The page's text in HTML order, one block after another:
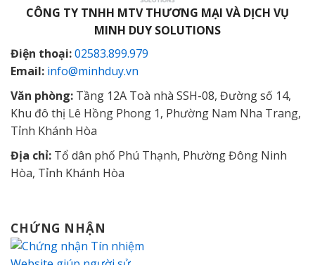
CÔNG TY TNHH MTV THƯƠNG MẠI VÀ DỊCH VỤ
MINH DUY SOLUTIONS
Điện thoại:02583.899.979
Email: info@minhduy.vn
Văn phòng: Tầng 12A Toà nhà SSH-08, Đường số 14,
Khu đô thị Lê Hồng Phong 1, Phường Nam Nha Trang,
Tỉnh Khánh Hòa
Địa chỉ: Tổ dân phố Phú Thạnh, Phường Đông Ninh
Hòa, Tỉnh Khánh Hòa
CHỨNG NHẬN